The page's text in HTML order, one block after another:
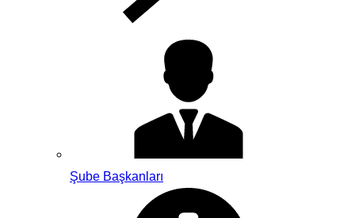
Şube Başkanları